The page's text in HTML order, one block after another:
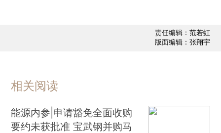
责任编辑：范若虹
版面编辑：张翔宇
相关阅读
能源内参|申请豁免全面收购
要约未获批准 宝武钢并购马